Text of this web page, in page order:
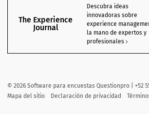
The Experience
Journal
Descubra ideas
innovadoras sobre
experience
la mano de expertos y
profesionales
© 2026 Software para encuestas Questionpro | +52
Mapa del sitio
Declaración de privacidad